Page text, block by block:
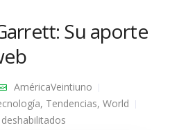
Su aporte
AméricaVeintiuno
, Tendencias, World